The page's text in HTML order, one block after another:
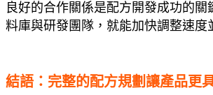
良好的合作關係是配方開發成功的
料庫與研發團隊，就能加快調整速
結語：完整的配方規劃讓產品更